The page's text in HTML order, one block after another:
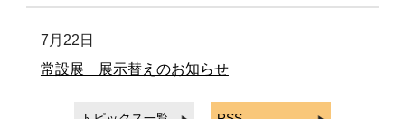
7月22日
常設展 展示替えのお知らせ